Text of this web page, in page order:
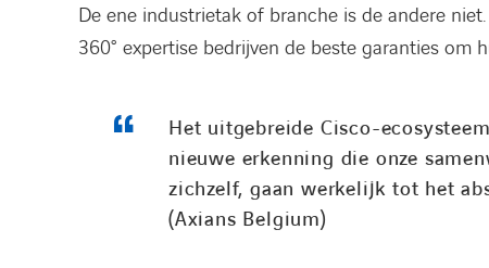
De ene industrietak of branche is de andere
360° expertise bedrijven de beste garanties om
Het uitgebreide Cisco-
nieuwe erkenning die onze
zichzelf, gaan werkelijk tot het
(Axians Belgium)